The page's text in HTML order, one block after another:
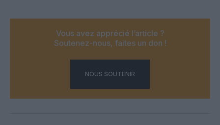
Vous avez apprécié l’article ?
Soutenez-nous, faites un don !
NOUS SOUTENIR